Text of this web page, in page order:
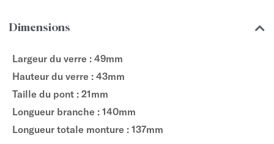
Dimensions
Largeur du verre : 49mm
Hauteur du verre : 43mm
Taille du pont : 21mm
Longueur branche : 140mm
Longueur totale monture : 137mm